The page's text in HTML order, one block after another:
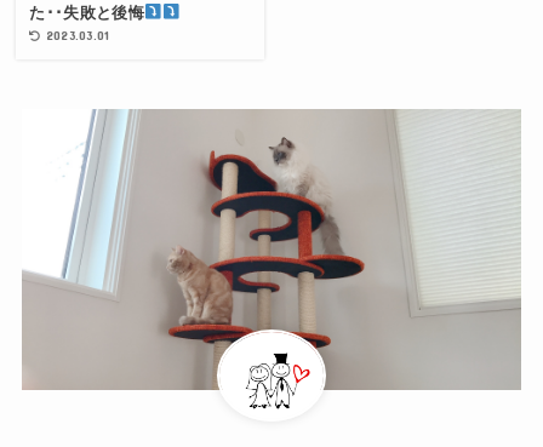
た･･失敗と後悔
2023.03.01